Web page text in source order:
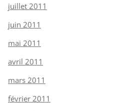
juillet 2011
juin 2011
mai 2011
avril 2011
mars 2011
février 2011